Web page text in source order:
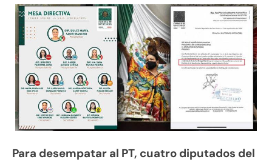
Para desempatar al PT, cuatro diputados del